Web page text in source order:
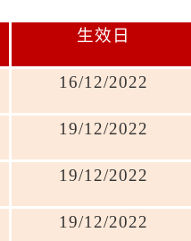
生效日
16/12/2022
19/12/2022
19/12/2022
19/12/2022